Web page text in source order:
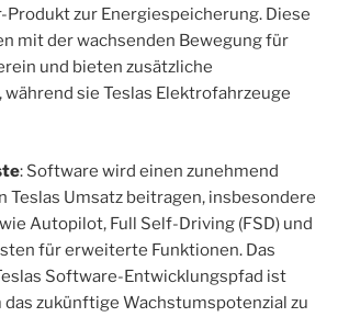
zur Energiespeicherung. Diese
mit der wachsenden Bewegung für
und bieten zusätzliche
während sie Teslas Elektrofahrzeuge
: Software wird einen zunehmend
Teslas Umsatz beitragen, insbesondere
Autopilot, Full Self-Driving (FSD) und
für erweiterte Funktionen. Das
Software-Entwicklungspfad ist
zukünftige Wachstumspotenzial zu